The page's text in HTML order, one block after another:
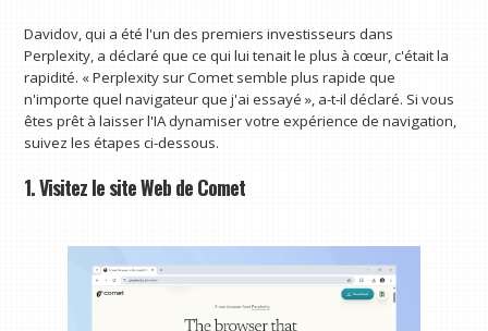
Davidov, qui a été l'un des premiers investisseurs dans
Perplexity, a déclaré que ce qui lui tenait le plus à cœur, c'était la
rapidité. « Perplexity sur Comet semble plus rapide que
n'importe quel navigateur que j'ai essayé », a-t-il déclaré. Si vous
êtes prêt à laisser l'IA dynamiser votre expérience de navigation,
suivez les étapes ci-dessous.
1. Visitez le site Web de Comet